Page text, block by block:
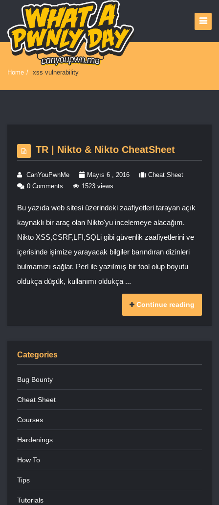
Home / xss vulnerability
TR | Nikto & Nikto CheatSheet
CanYouPwnMe Mayıs 6 , 2016
Cheat Sheet
0 Comments
1523 views
Bu yazıda web sitesi üzerindeki zaafiyetleri tarayan açık
kaynaklı bir araç olan Nikto'yu incelemeye alacağım.
Nikto XSS,CSRF,LFI,SQLi gibi güvenlik zaafiyetlerini ve
içerisinde işimize yarayacak bilgiler barındıran dizinleri
bulmamızı sağlar. Perl ile yazılmış bir tool olup boyutu
oldukça düşük, kullanımı oldukça ...
Continue reading
Categories
Bug Bounty
Cheat Sheet
Courses
Hardenings
How To
Tips
Tutorials